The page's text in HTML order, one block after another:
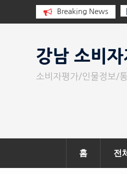
Breaking News
청문회: 진실을 부르는 힘은 고성
이다.
강남 소비자
소비자평가/인물정보/
홈 전